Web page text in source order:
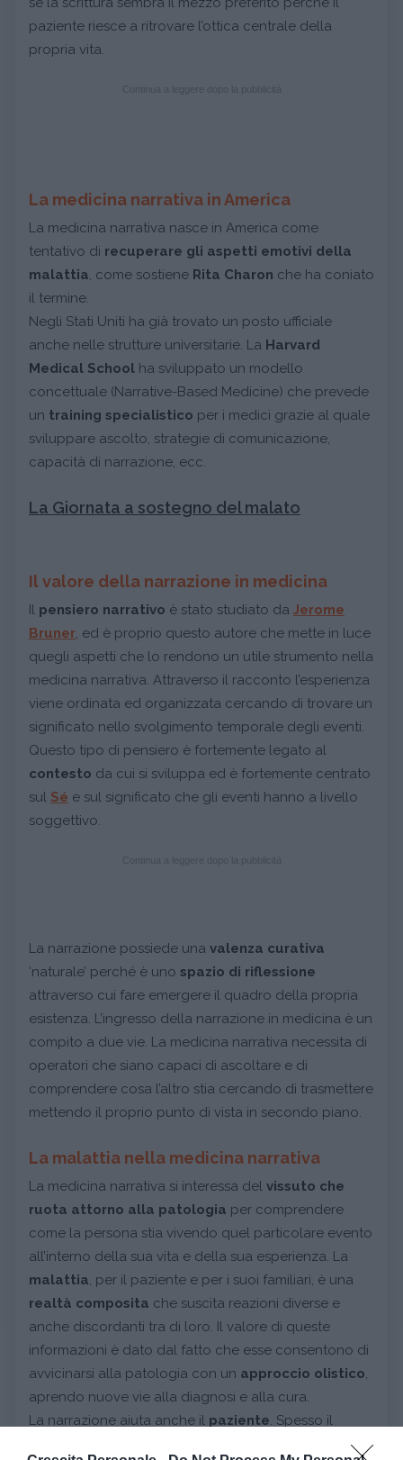
paziente riesce a ritrovare l’ottica centrale della
propria vita.
La medicina narrativa in America
La medicina narrativa nasce in America come
tentativo di recuperare gli aspetti emotivi della
malattia, come sostiene Rita Charon che ha coniato
il termine.
Negli Stati Uniti ha già trovato un posto ufficiale
anche nelle strutture universitarie. La Harvard
Medical School ha sviluppato un modello
concettuale (Narrative-Based Medicine) che prevede
un training specialistico per i medici grazie al quale
sviluppare ascolto, strategie di comunicazione,
capacità di narrazione, ecc.
La Giornata a sostegno del malato
Il valore della narrazione in medicina
Il pensiero narrativo è stato studiato da Jerome
Bruner, ed è proprio questo autore che mette in luce
quegli aspetti che lo rendono un utile strumento nella
medicina narrativa. Attraverso il racconto l’esperienza
viene ordinata ed organizzata cercando di trovare un
significato nello svolgimento temporale degli eventi.
Questo tipo di pensiero è fortemente legato al
contesto da cui si sviluppa ed è fortemente centrato
sul Sé e sul significato che gli eventi hanno a livello
soggettivo.
La narrazione possiede una valenza curativa
‘naturale’ perché è uno spazio di riflessione
attraverso cui fare emergere il quadro della propria
esistenza. L’ingresso della narrazione in medicina è un
compito a due vie. La medicina narrativa necessita di
operatori che siano capaci di ascoltare e di
comprendere cosa l’altro stia cercando di trasmettere
mettendo il proprio punto di vista in secondo piano.
La malattia nella medicina narrativa
La medicina narrativa si interessa del vissuto che
ruota attorno alla patologia per comprendere
come la persona stia vivendo quel particolare evento
all’interno della sua vita e della sua esperienza. La
malattia, per il paziente e per i suoi familiari, è una
realtà composita che suscita reazioni diverse e
anche discordanti tra di loro. Il valore di queste
informazioni è dato dal fatto che esse consentono di
avvicinarsi alla patologia con un approccio olistico,
aprendo nuove vie alla diagnosi e alla cura.
La narrazione aiuta anche il paziente. Spesso il